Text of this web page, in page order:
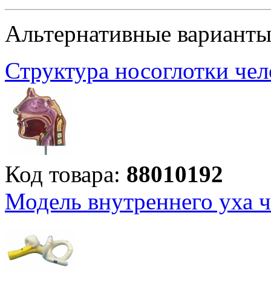
Альтернативные варианты
Структура носоглотки
Код товара: 88010192
Модель внутреннего уха